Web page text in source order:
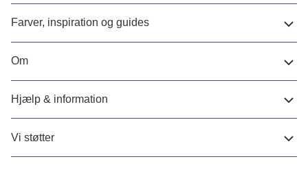
Farver, inspiration og guides
Om
Hjælp & information
Vi støtter